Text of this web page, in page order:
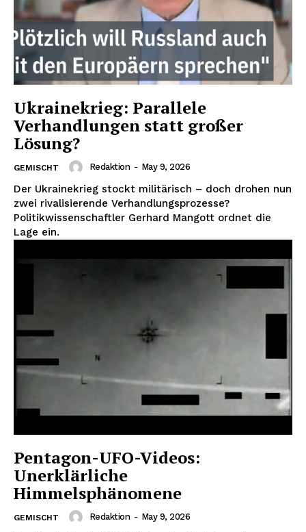
Ukrainekrieg: Parallele
Verhandlungen statt großer
Lösung?
GEMISCHT Redaktion - May 9, 2026
Der Ukrainekrieg stockt militärisch – doch drohen nun
zwei rivalisierende Verhandlungsprozesse?
Politikwissenschaftler Gerhard Mangott ordnet die
Lage ein.
Pentagon-UFO-Videos:
Unerklärliche
Himmelsphänomene
GEMISCHT Redaktion - May 9, 2026